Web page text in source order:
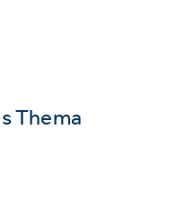
Thema